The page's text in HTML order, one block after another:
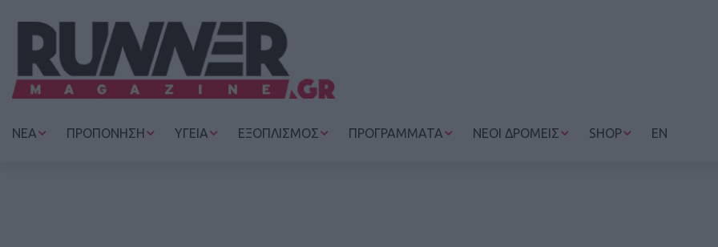
ΝΕΑ ΠΡΟΠΟΝΗΣΗ ΥΓΕΙΑ ΕΞΟΠΛΙΣΜΟΣ ΠΡΟΓΡΑΜΜΑΤΑ ΝΕΟΙ ΔΡΟΜΕΙΣ SHOP EN